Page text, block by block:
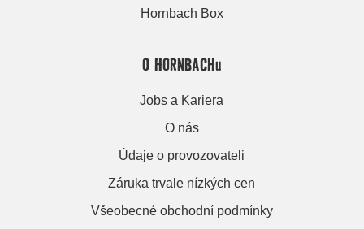
Hornbach Box
O HORNBACHu
Jobs a Kariera
O nás
Údaje o provozovateli
Záruka trvale nízkých cen
Všeobecné obchodní podmínky